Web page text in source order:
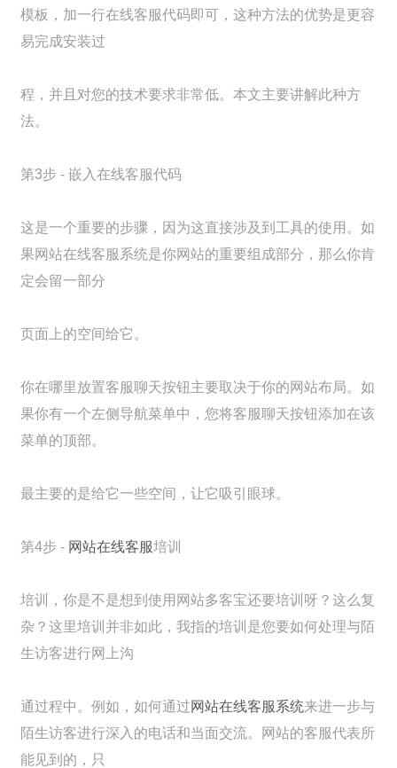
模板，加一行在线客服代码即可，这种方法的优势是更容
易完成安装过
程，并且对您的技术要求非常低。本文主要讲解此种方
法。
第3步 - 嵌入在线客服代码
这是一个重要的步骤，因为这直接涉及到工具的使用。如
果网站在线客服系统是你网站的重要组成部分，那么你肯
定会留一部分
页面上的空间给它。
你在哪里放置客服聊天按钮主要取决于你的网站布局。如
果你有一个左侧导航菜单中，您将客服聊天按钮添加在该
菜单的顶部。
最主要的是给它一些空间，让它吸引眼球。
第4步 - 网站在线客服培训
培训，你是不是想到使用网站多客宝还要培训呀？这么复
杂？这里培训并非如此，我指的培训是您要如何处理与陌
生访客进行网上沟
通过程中。例如，如何通过网站在线客服系统来进一步与
陌生访客进行深入的电话和当面交流。网站的客服代表所
能见到的，只